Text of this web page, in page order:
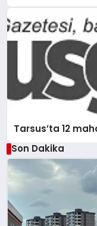
Tarsus’ta 12
Son Dakika